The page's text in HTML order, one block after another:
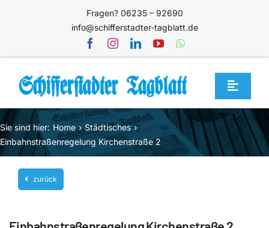
Fragen? 06235 – 92690
info@schifferstadter-tagblatt.de
Toggle
Home
Themen
Blog
Unternehmen
Sie sind hier: Home
Städtisches
Einbahnstraßenregelung Kirchenstraße 2
zurück